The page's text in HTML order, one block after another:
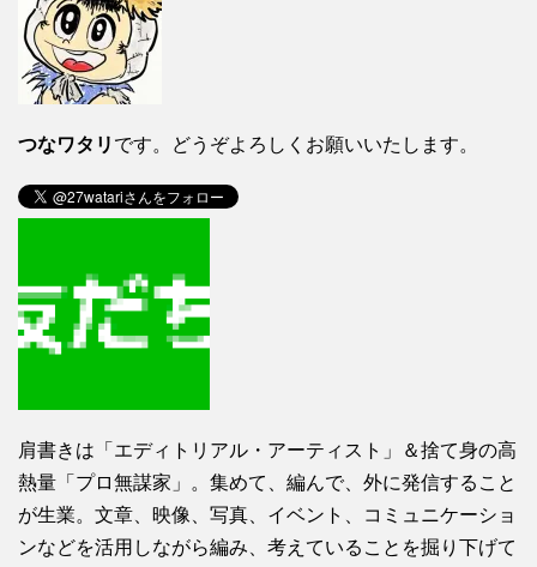
つなワタリ です。どうぞよろしくお願いいたします。
肩書きは「エディトリアル・アーティスト」＆捨て身の高
熱量「プロ無謀家」。集めて、編んで、外に発信すること
が生業。文章、映像、写真、イベント、コミュニケーショ
ンなどを活用しながら編み、考えていることを掘り下げて